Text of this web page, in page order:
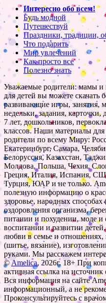
Интересно обо всем!
Будь модной
Путешествуй
Праздники, традиции,
Что подарить
Мир увлечений
Как просто все
Полезно знать
Уважаемые родители: мамы и
для детей вы можете скачать
развивающие игры, занятия,
недельки, задания, карточки,
7 лет, дошкольников,
классов. Наши материалы для
родители по всему Миру:
Екатеринбург, Самара,
Белоруссия, Казахстан,
Молдова, Польша, Чехия,
Греция, Италия, Испания,
Турция, ЮАР и не только.
полезную информацию о
здоровье, народных способах
оздоровления организма,
питании и похудении, моде и
воспитании и развитии
любви в семье и отношениях,
(шитье, вязание),
руками. Мы расскажем
©Amelica, 2026г. 18+ При
активная ссылка на источник
Вся информация на сайте
информационный, а не
Проконсультируйтесь с